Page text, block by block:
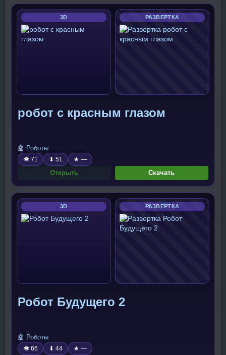
3D РАЗВЕРТКА
робот с красным глазом
🤖 Роботы
👁 71 ⬇ 51 ★ —
Открыть Скачать
3D РАЗВЕРТКА
Робот Будущего 2
🤖 Роботы
👁 66 ⬇ 44 ★ —